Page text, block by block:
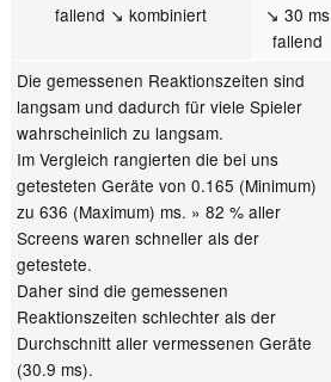
fallend ↘ kombiniert
↘ 30 ms
fallend
Die gemessenen Reaktionszeiten sind
langsam und dadurch für viele Spieler
wahrscheinlich zu langsam.
Im Vergleich rangierten die bei uns
getesteten Geräte von 0.165 (Minimum)
zu 636 (Maximum) ms. » 82 % aller
Screens waren schneller als der
getestete.
Daher sind die gemessenen
Reaktionszeiten schlechter als der
Durchschnitt aller vermessenen Geräte
(30.9 ms).